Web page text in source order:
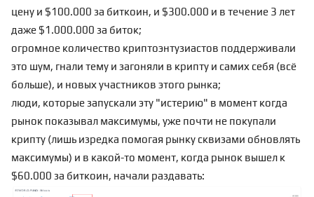
цену и $100.000 за биткоин, и $300.000 и в течение 3 лет
даже $1.000.000 за биток;
огромное количество криптоэнтузиастов поддерживали
это шум, гнали тему и загоняли в крипту и самих себя (всё
больше), и новых участников этого рынка;
люди, которые запускали эту "истерию" в момент когда
рынок показывал максимумы, уже почти не покупали
крипту (лишь изредка помогая рынку сквизами обновлять
максимумы) и в какой-то момент, когда рынок вышел к
$60.000 за биткоин, начали раздавать: